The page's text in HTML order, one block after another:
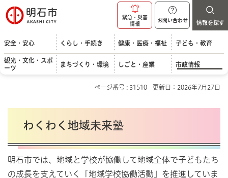
明石市
緊急・災害
情報
お問い合わせ 情報を探す
安全・安心 くらし・手続き 健康・医療・福祉 子ども・教育
観光・文化・スポ
ーツ
まちづくり・環境 しごと・産業 市政情報
ページ番号 : 31510 更新日：2026年7月27日
わくわく地域未来塾
明石市では、地域と学校が協働して地域全体で子どもたち
の成長を支えていく「地域学校協働活動」を推進していま